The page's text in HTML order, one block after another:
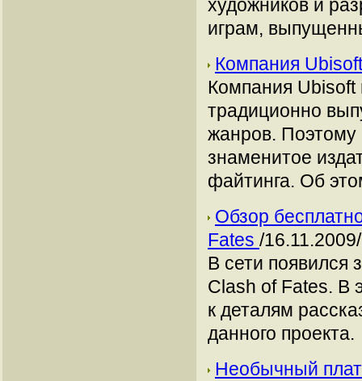
художников и
играм,
Компания
Компания Ubisoft
традиционно
жанров.
знаменитое
файтинга. Об
Обзор
Fates /16.11.2009/
В сети появился
Clash of Fates. В
к деталям
данного проекта.
Необычный